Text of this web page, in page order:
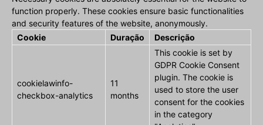
function properly. These cookies ensure basic functionalities
and security features of the website, anonymously.
Cookie
Duração Descrição
cookielawinfo-
checkbox-analytics
11
months
This cookie is set by
GDPR Cookie Consent
plugin. The cookie is
used to store the user
consent for the cookies
in the category